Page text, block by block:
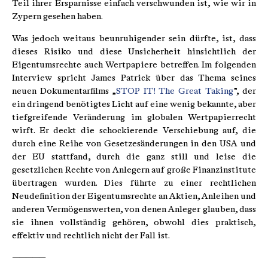
Teil ihrer Ersparnisse einfach verschwunden ist, wie wir in
Zypern gesehen haben.
Was jedoch weitaus beunruhigender sein dürfte, ist, dass
dieses Risiko und diese Unsicherheit hinsichtlich der
Eigentumsrechte auch Wertpapiere betreffen. Im folgenden
Interview spricht James Patrick über das Thema seines
neuen Dokumentarfilms „STOP IT! The Great Taking”, der
ein dringend benötigtes Licht auf eine wenig bekannte, aber
tiefgreifende Veränderung im globalen Wertpapierrecht
wirft. Er deckt die schockierende Verschiebung auf, die
durch eine Reihe von Gesetzesänderungen in den USA und
der EU stattfand, durch die ganz still und leise die
gesetzlichen Rechte von Anlegern auf große Finanzinstitute
übertragen wurden. Dies führte zu einer rechtlichen
Neudefinition der Eigentumsrechte an Aktien, Anleihen und
anderen Vermögenswerten, von denen Anleger glauben, dass
sie ihnen vollständig gehören, obwohl dies praktisch,
effektiv und rechtlich nicht der Fall ist.
—————